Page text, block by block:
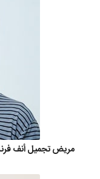
مريض تجميل أنف